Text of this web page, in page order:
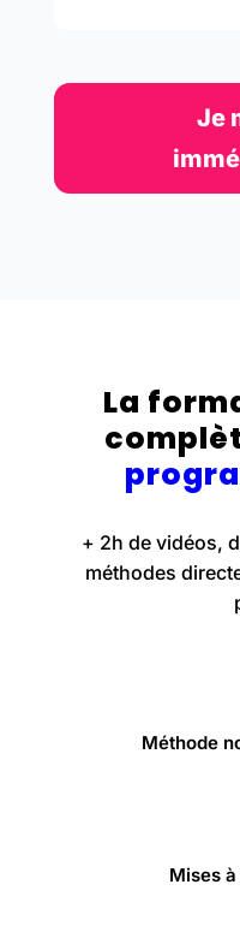
Je
La
+ 2h de vidéos,
méthodes
Méthode
Mises